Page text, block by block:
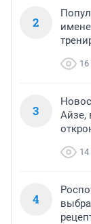
2
16
3
Айзе,
14
4